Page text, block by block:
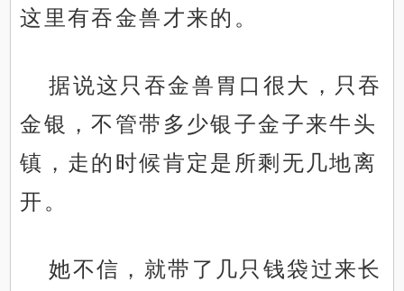
这里有吞金兽才来的。
据说这只吞金兽胃口很大，只吞
金银，不管带多少银子金子来牛头
镇，走的时候肯定是所剩无几地离
开。
她不信，就带了几只钱袋过来长